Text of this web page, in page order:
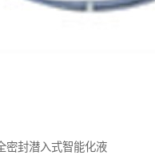
密封潜入式智能化液